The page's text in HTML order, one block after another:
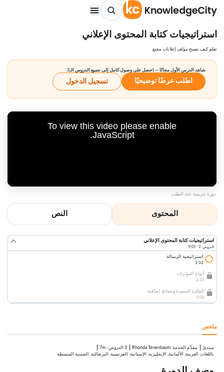
استراتيجيات كتابة المحتوى الإعلاني
تعلم كيف تصبح مؤلف إعلانات مقنع
شاهد الدرس الأول مجانًا — احصل على وصول كامل إلى جميع الدروس الـ3.
اطلب عرضًا توضيحيًا تسجيل الدخول
To view this video please enable
JavaScript.
دورة تدريبية: عند الطلب
المحتوى النص
استراتيجيات كتابة المحتوى الإعلاني
الدروس: 3 · 9:03
استراتيجية الرسالة
3:32
أنواع المؤثرات
2:31
الفكرة المميزة ونصائح إضافية
3:00
ملخص
مبتدئ مقدِّم الخدمة:
Rhonda Tenenbaum 3 الدروس ·
7m
باللغات: العربية, الألمانية, الإنجليزية, الإسبانية, الفرنسية, البرتغالية, الصينية المبسطة